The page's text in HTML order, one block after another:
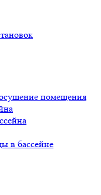
помещения
в бассейне